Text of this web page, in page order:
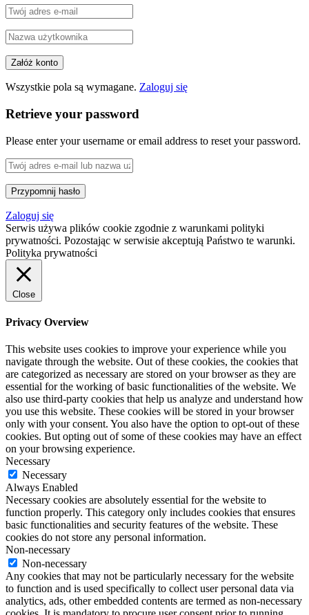
Wszystkie pola są wymagane. Zaloguj się
Retrieve your password
Please enter your username or email address to reset your password.
Zaloguj się
Serwis używa plików cookie zgodnie z warunkami polityki
prywatności. Pozostając w serwisie akceptują Państwo te warunki.
Polityka prywatności
Close
Privacy Overview
This website uses cookies to improve your experience while you
navigate through the website. Out of these cookies, the cookies that
are categorized as necessary are stored on your browser as they are
essential for the working of basic functionalities of the website. We
also use third-party cookies that help us analyze and understand how
you use this website. These cookies will be stored in your browser
only with your consent. You also have the option to opt-out of these
cookies. But opting out of some of these cookies may have an effect
on your browsing experience.
Necessary
Necessary
Always Enabled
Necessary cookies are absolutely essential for the website to
function properly. This category only includes cookies that ensures
basic functionalities and security features of the website. These
cookies do not store any personal information.
Non-necessary
Non-necessary
Any cookies that may not be particularly necessary for the website
to function and is used specifically to collect user personal data via
analytics, ads, other embedded contents are termed as non-necessary